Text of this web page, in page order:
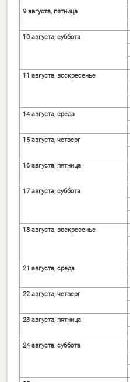
9 августа, пятница
10 августа, суббота
11 августа, воскресенье
14 августа, среда
15 августа, четверг
16 августа, пятница
17 августа, суббота
18 августа, воскресенье
21 августа, среда
22 августа, четверг
23 августа, пятница
24 августа, суббота